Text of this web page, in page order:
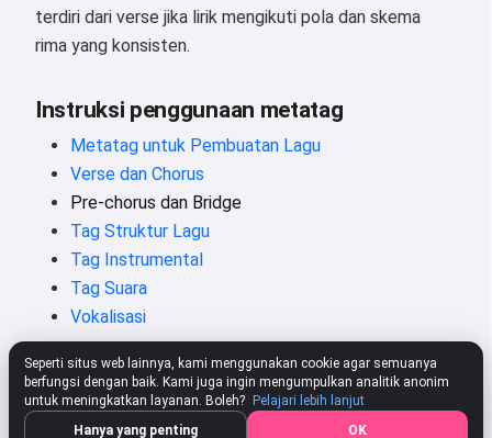
terdiri dari verse jika lirik mengikuti pola dan skema
rima yang konsisten.
Instruksi penggunaan metatag
Metatag untuk Pembuatan Lagu
Verse dan Chorus
Pre-chorus dan Bridge
Tag Struktur Lagu
Tag Instrumental
Tag Suara
Vokalisasi
Seperti situs web lainnya, kami menggunakan cookie agar semuanya
berfungsi dengan baik. Kami juga ingin mengumpulkan analitik anonim
untuk meningkatkan layanan. Boleh?
Pelajari lebih lanjut
Hanya yang penting
OK